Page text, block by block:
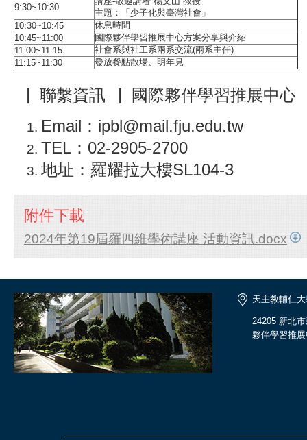
9:30~10:30
主題：「少子化與臺灣社會」
10:30~10:45
休息時間
10:45~11:00
國際夥伴學習推展中心方案分享與介紹
11:00~11:15
社會系與社工系兩系交流(兩系主任)
11:15~11:30
發放餐點散場、明年見
▕ 聯繫資訊 ▕ 國際夥伴學習推展中心
Email：ipbl@mail.fju.edu.tw
TEL：02-2905-2700
地址：羅耀拉大樓SL104-3
附件下載
2024年第19屆羅四維學術講座 活動資訊.docx
天主教輔仁
24205 新北
夥伴學習推